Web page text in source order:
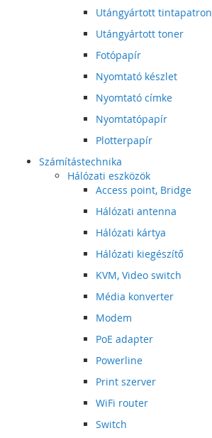
Utángyártott tintapatron
Utángyártott toner
Fotópapír
Nyomtató készlet
Nyomtató címke
Nyomtatópapír
Plotterpapír
Számítástechnika
Hálózati eszközök
Access point, Bridge
Hálózati antenna
Hálózati kártya
Hálózati kiegészítő
KVM, Video switch
Média konverter
Modem
PoE adapter
Powerline
Print szerver
WiFi router
Switch